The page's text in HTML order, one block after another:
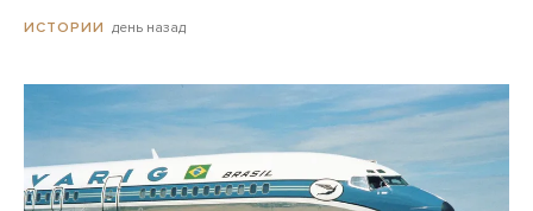
ИСТОРИИ день назад